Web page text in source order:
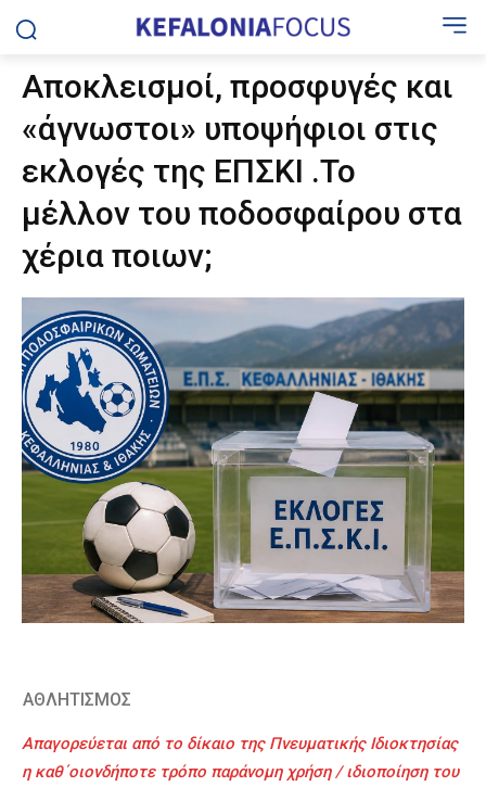
Αποκλεισμοί, προσφυγές και
«άγνωστοι» υποψήφιοι στις
εκλογές της ΕΠΣΚΙ .Το
μέλλον του ποδοσφαίρου στα
χέρια ποιων;
ΑΘΛΗΤΙΣΜΟΣ
Απαγορεύεται από το δίκαιο της Πνευματικής Ιδιοκτησίας
η καθ΄οιονδήποτε τρόπο παράνομη χρήση / ιδιοποίηση του